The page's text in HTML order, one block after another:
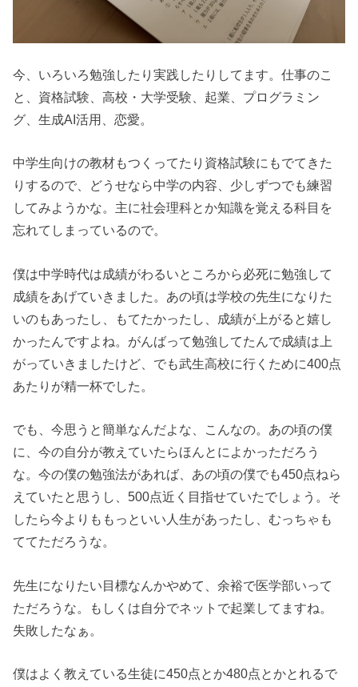
今、いろいろ勉強したり実践したりしてます。仕事のこ
と、資格試験、高校・大学受験、起業、プログラミン
グ、生成AI活用、恋愛。
中学生向けの教材もつくってたり資格試験にもでてきた
りするので、どうせなら中学の内容、少しずつでも練習
してみようかな。主に社会理科とか知識を覚える科目を
忘れてしまっているので。
僕は中学時代は成績がわるいところから必死に勉強して
成績をあげていきました。あの頃は学校の先生になりた
いのもあったし、もてたかったし、成績が上がると嬉し
かったんですよね。がんばって勉強してたんで成績は上
がっていきましたけど、でも武生高校に行くために400点
あたりが精一杯でした。
でも、今思うと簡単なんだよな、こんなの。あの頃の僕
に、今の自分が教えていたらほんとによかっただろう
な。今の僕の勉強法があれば、あの頃の僕でも450点ねら
えていたと思うし、500点近く目指せていたでしょう。そ
したら今よりももっといい人生があったし、むっちゃも
ててただろうな。
先生になりたい目標なんかやめて、余裕で医学部いって
ただろうな。もしくは自分でネットで起業してますね。
失敗したなぁ。
僕はよく教えている生徒に450点とか480点とかとれるで